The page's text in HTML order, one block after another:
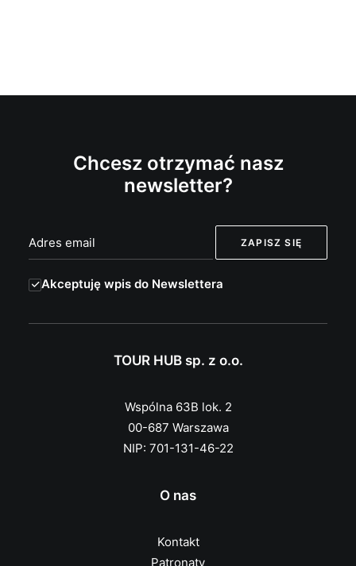
Chcesz otrzymać nasz
newsletter?
Akceptuję wpis do Newslettera
TOUR HUB sp. z o.o.
Wspólna 63B lok. 2
00-687 Warszawa
NIP: 701-131-46-22
O nas
Kontakt
Patronaty